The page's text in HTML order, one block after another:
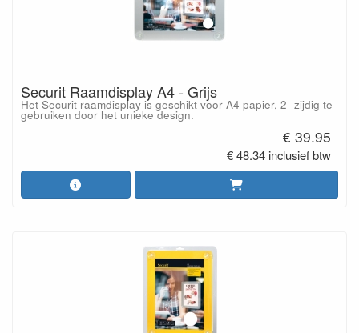
Securit Raamdisplay A4 - Grijs
Het Securit raamdisplay is geschikt voor A4 papier, 2- zijdig te
gebruiken door het unieke design.
€ 39.95
€ 48.34 inclusief btw